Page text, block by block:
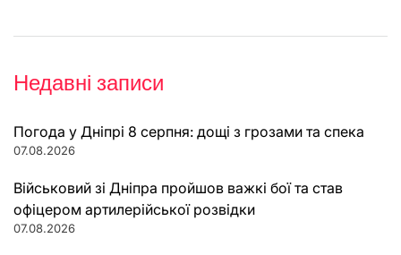
Недавні записи
Погода у Дніпрі 8 серпня: дощі з грозами та спека
07.08.2026
Військовий зі Дніпра пройшов важкі бої та став
офіцером артилерійської розвідки
07.08.2026